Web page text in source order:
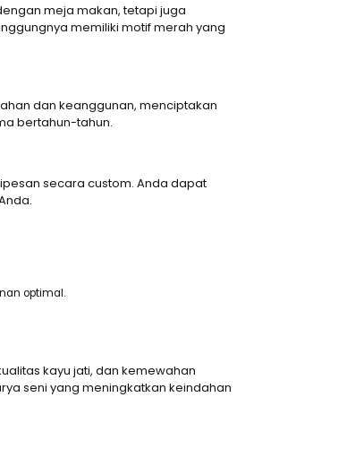
meja makan, tetapi juga
memiliki motif merah yang
dan keanggunan, menciptakan
bertahun-tahun.
secara custom. Anda dapat
optimal.
kayu jati, dan kemewahan
seni yang meningkatkan keindahan